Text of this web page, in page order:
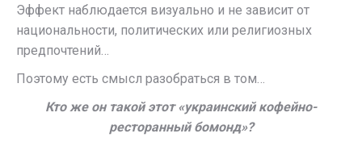
Эффект наблюдается визуально и не зависит от
национальности, политических или религиозных
предпочтений…
Поэтому есть смысл разобраться в том…
Кто же он такой этот «украинский кофейно-
ресторанный бомонд»?